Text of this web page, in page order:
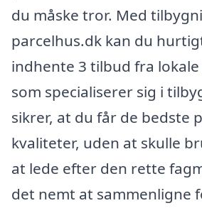
du måske tror. Med
parcelhus.dk kan du
indhente 3 tilbud fra
som specialiserer sig i
sikrer, at du får de bedste
kvaliteter, uden at skulle
at lede efter den rette
det nemt at sammenligne